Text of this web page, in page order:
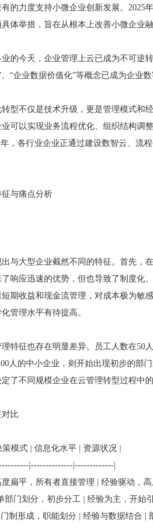
的力度支持小微企业创新发展。
体举措，旨在从根本上改善小微企业
的今天，企业管理上云已成为不可逆
“企业数据价值化”等概念已成为企业
型不仅是技术升级，更是管理模式和
可以实现业务流程优化、组织结构调
，各行业企业正通过建设数智云、流
与痛点分析
与大型企业截然不同的特征。首先，
响应迅速的优势，但也导致了制度化
期收益和现金流管理，对成本极为敏
管理水平有待提高。
特征也存在明显差异。员工人数在
人的中小企业，则开始出现初步的部
了不同规模企业在云管理转型过程中
比
模式 | 信息化水平 | 资源状况 |
|--------------|-------------|
度扁平，所有者直接管理 | 经验驱动，
部门划分，初步分工 | 经验为主，开
门制形成，职能划分 | 经验与数据结合